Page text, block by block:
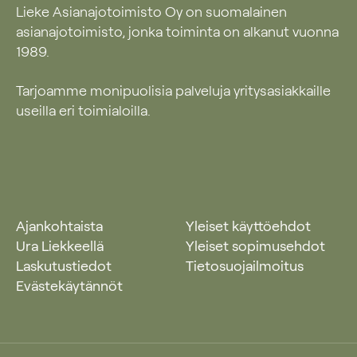
Lieke Asianajotoimisto Oy on suomalainen
asianajotoimisto, jonka toiminta on alkanut vuonna
1989.
Tarjoamme monipuolisia palveluja yritysasiakkaille
useilla eri toimialoilla.
Ajankohtaista
Ura Liekkeellä
Laskutustiedot
Evästekäytännöt
Yleiset käyttöehdot
Yleiset sopimusehdot
Tietosuojailmoitus